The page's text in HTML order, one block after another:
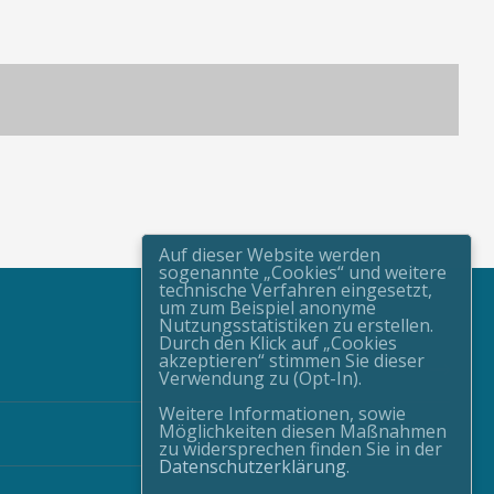
Auf dieser Website werden
sogenannte „Cookies“ und weitere
technische Verfahren eingesetzt,
um zum Beispiel anonyme
Nutzungsstatistiken zu erstellen.
Durch den Klick auf „Cookies
akzeptieren“ stimmen Sie dieser
Verwendung zu (Opt-In).
Weitere Informationen, sowie
Möglichkeiten diesen Maßnahmen
zu widersprechen finden Sie in der
Datenschutzerklärung.